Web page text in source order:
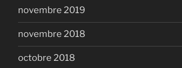
novembre 2019
novembre 2018
octobre 2018